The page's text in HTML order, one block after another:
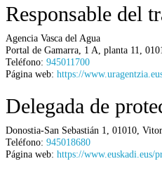
Responsable del
Agencia Vasca del Agua
Portal de Gamarra, 1 A, planta 11
Teléfono: 945011700
Página web: https://
Delegada de
Donostia-San Sebastián 1 01010
Teléfono: 945018680
Página web: https://www.euskadi.eus/